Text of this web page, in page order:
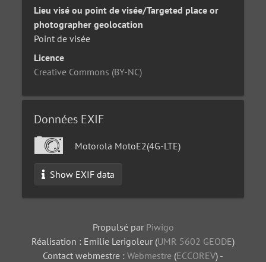
Lieu visé ou point de visée/Targeted place or
photographer geolocation
Point de visée
Licence
Creative Commons (BY-NC)
Données EXIF
Motorola MotoE2(4G-LTE)
Show EXIF data
Propulsé par Piwigo
Réalisation : Emilie Lerigoleur (UMR 5602 GEODE)
Contact webmestre : Webmestre (ECCOREV) -